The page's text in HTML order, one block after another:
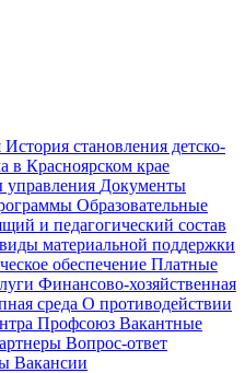
История становления детско-
в Красноярском крае
управления Документы
Образовательные
и педагогический состав
материальной поддержки
обеспечение Платные
Финансово-хозяйственная
среда О противодействии
Профсоюз Вакантные
Вопрос-ответ
Вакансии